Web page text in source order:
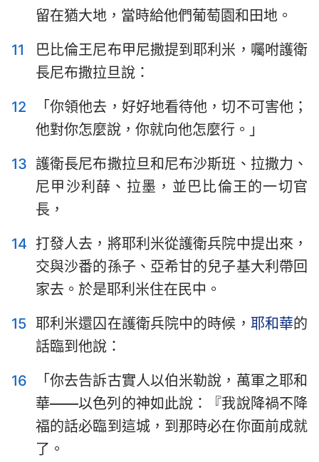
1 2 3 4 5 6
7
8
9 10 11 12 13
15
16 17 18 19 20
21
22
23 24 25 26 27
28
36
37 38 39 40 41
42
43
44 45 46 47
49
留在猶大地，當時給他們葡萄園和田地。
11
巴比倫王尼布甲尼撒提到耶利米，囑咐護衛
長尼布撒拉旦說：
12
「你領他去，好好地看待他，切不可害他；
他對你怎麼說，你就向他怎麼行。」
13 護衛長尼布撒拉旦和尼布沙斯班、拉撒力、
尼甲沙利薛、拉墨，並巴比倫王的一切官
長，
14 打發人去，將耶利米從護衛兵院中提出來，
交與沙番的孫子、亞希甘的兒子基大利帶回
家去。於是耶利米住在民中。
15 耶利米還囚在護衛兵院中的時候， 耶和華的
話臨到他說：
16
「你去告訴古實人以伯米勒說，萬軍之耶和
華——以色列的神如此說：『我說降禍不降
福的話必臨到這城，到那時必在你面前成就
了。